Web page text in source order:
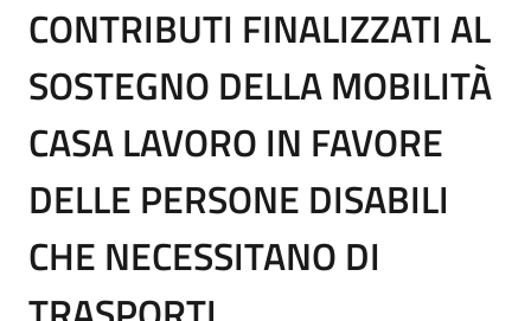
CONTRIBUTI FINALIZZATI AL
SOSTEGNO DELLA MOBILITÀ
CASA LAVORO IN FAVORE
DELLE PERSONE DISABILI
CHE NECESSITANO DI